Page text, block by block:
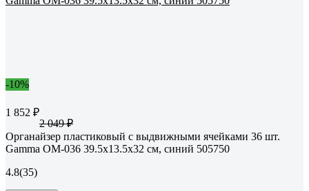
-10%
1 852 ₽
2 049 ₽
Органайзер пластиковый с выдвижными ячейками 36 шт.
Gamma ОМ-036 39.5x13.5x32 см, синий 505750
4.8(35)